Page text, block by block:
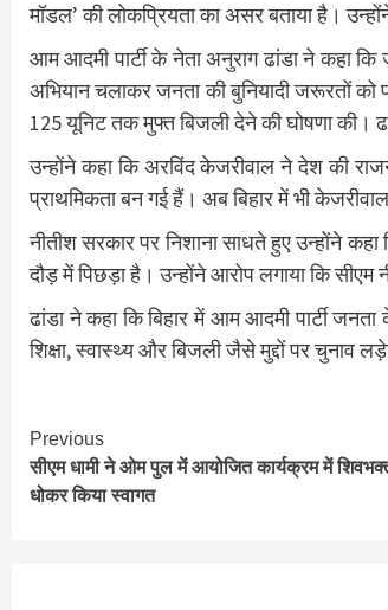
मॉडल’ की लोकप्रियता का असर बताया है।
आम आदमी पार्टी के नेता अनुराग ढांडा ने कहा कि
अभियान चलाकर जनता की बुनियादी जरूरतों
125 यूनिट तक मुफ्त बिजली देने की घोषणा की।
उन्होंने कहा कि अरविंद केजरीवाल ने देश की
प्राथमिकता बन गई हैं। अब बिहार में भी
नीतीश सरकार पर निशाना साधते हुए उन्होंने
दौड़ में पिछड़ा है। उन्होंने आरोप लगाया कि
ढांडा ने कहा कि बिहार में आम आदमी पार्टी
शिक्षा, स्वास्थ्य और बिजली जैसे मुद्दों पर चुनाव
Continue
Reading
Previous
सीएम धामी ने ओम पुल में आयोजित कार्यक्रम में
धोकर किया स्वागत